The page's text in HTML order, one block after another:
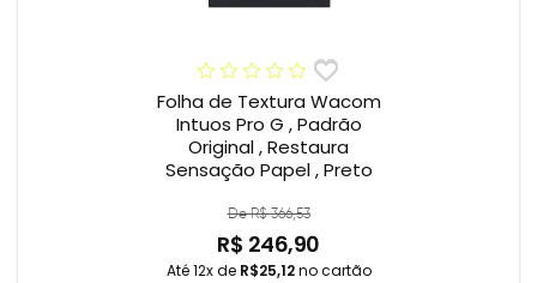
Folha de Textura Wacom
Intuos Pro G , Padrão
Original , Restaura
Sensação Papel , Preto
De R$ 366,53
R$ 246,90
Até 12x de R$25,12no cartão